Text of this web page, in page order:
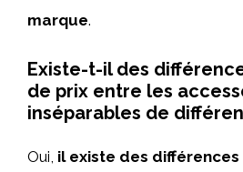
marque.
Existe-t-il des
de prix entre les
inséparables de
Oui, il existe des